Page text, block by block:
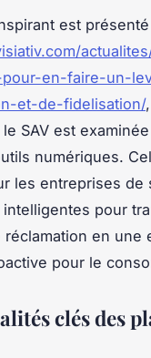
est
en-faire-un-
et-de-fidelisation/
SAV est
numériques.
les entreprises de
pour
en une
pour le
clés des